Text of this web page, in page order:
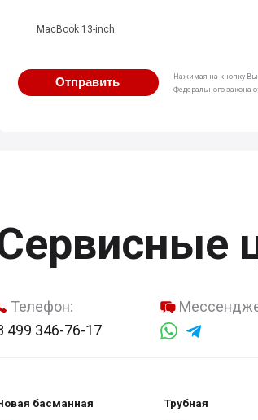
MacBook 13-inch
Отправить
Нажимая на кнопку Вы
Федерального закона
Телефон:
499 346-76-17
басманная Трубная